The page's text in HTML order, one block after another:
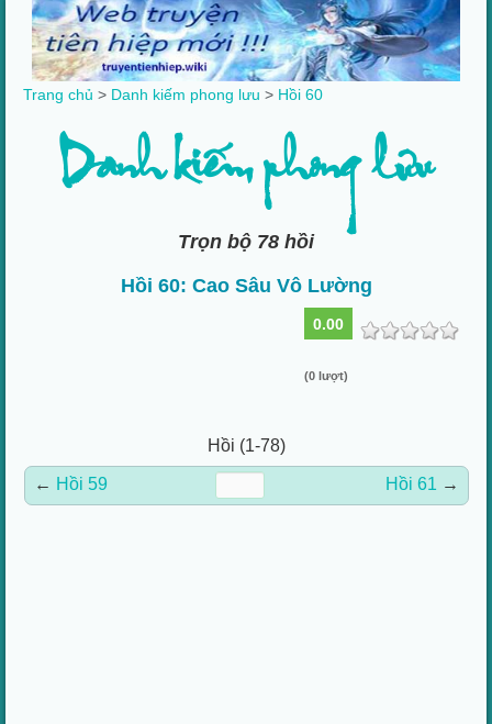
Trang chủ > Danh kiếm phong lưu > Hồi 60
Danh kiếm phong lưu
Trọn bộ 78 hồi
Hồi 60: Cao Sâu Vô Lường
0.00
(0 lượt)
Hồi (1-78)
← Hồi 59 Hồi 61 →